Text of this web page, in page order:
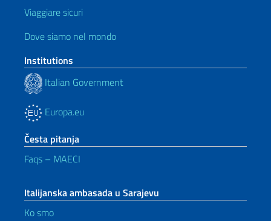
Viaggiare sicuri
Dove siamo nel mondo
Institutions
Italian Government
Europa.eu
Česta pitanja
Faqs – MAECI
Italijanska ambasada u Sarajevu
Ko smo